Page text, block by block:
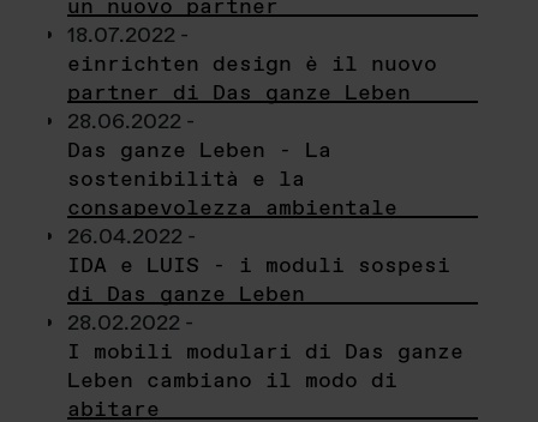
un nuovo partner
18.07.2022 -
einrichten design è il nuovo
partner di Das ganze Leben
28.06.2022 -
Das ganze Leben - La
sostenibilità e la
consapevolezza ambientale
26.04.2022 -
IDA e LUIS - i moduli sospesi
di Das ganze Leben
28.02.2022 -
I mobili modulari di Das ganze
Leben cambiano il modo di
abitare